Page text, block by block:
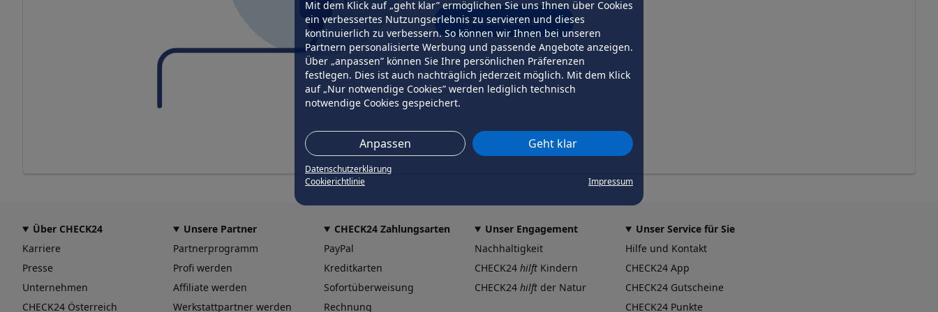
Mit dem Klick auf „geht klar” ermöglichen Sie uns Ihnen über Cookies
ein verbessertes Nutzungserlebnis zu servieren und dieses
kontinuierlich zu verbessern. So können wir Ihnen bei unseren
Partnern personalisierte Werbung und passende Angebote anzeigen.
Über „anpassen” können Sie Ihre persönlichen Präferenzen
festlegen. Dies ist auch nachträglich jederzeit möglich. Mit dem Klick
auf „Nur notwendige Cookies” werden lediglich technisch
notwendige Cookies gespeichert.
Anpassen Geht klar
Datenschutzerklärung
Cookierichtlinie
Impressum
erneut versuchen
Über CHECK24
Karriere
Presse
Unternehmen
CHECK24 Österreich
Unsere Partner
Partnerprogramm
Profi werden
Affiliate werden
Werkstattpartner werden
CHECK24 Zahlungsarten
PayPal
Kreditkarten
Sofortüberweisung
Rechnung
Unser Engagement
Nachhaltigkeit
CHECK24 hilft Kindern
CHECK24 hilft der Natur
Unser Service für Sie
Hilfe und Kontakt
CHECK24 App
CHECK24 Gutscheine
CHECK24 Punkte